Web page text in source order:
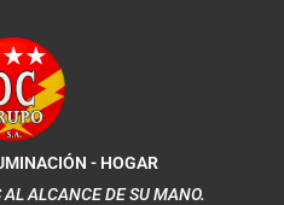
- HOGAR
ALCANCE DE SU MANO.